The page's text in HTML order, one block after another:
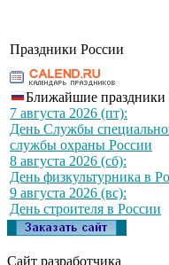
Праздники России
Ближайшие праздники
7 августа 2026 (пт):
День Службы
службы охраны России
8 августа 2026 (сб):
День физкультурника в
9 августа 2026 (вс):
День строителя в России
Сайт разработчика